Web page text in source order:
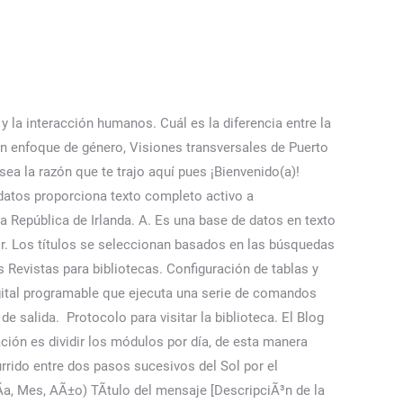
para educadores, bibliotecarios e investigadores. La base de datos se actualiza semanalmente. Permite buscar en más de 600.000 registros, que se remontan a principios de los 90. Es por eso que se han mantenido vigentes con el pasar de los años y es un criterio casi obligatorio a la hora de redactar cualquier tipo de proyecto académico (Tesis, informes, documentos, artículo de carácter científico, etc). Ofrece la evidencia clínica más acertada y actualizada proveniente de documentos en texto completo a profesionales de salud, estudiantes de enfermería, bibliotecarios de hospitales, administradores y facultad de enfermería. An integrated model of motivation and WebComponentes diagnósticos y relación con resultados e intervenciones.Una propuesta a este nivel debe incluir la etiqueta, la definición y otros componentes del diagnóstico (características definitorias, factores relacionados / de riesgo y, cuando corresponda, condiciones asociadas, poblaciones en riesgo), presentado con las referencias … Mahwah, NJ, EE.UU. Caso contrario, si es miembro de la Pontificia Universidad Javeriana, si puede obtener su certificado con la validación de una actividad práctica, y debe ser revisado por un tutor del Centro de Escritura de esta institución. This page has been archived and is no longer being updated regularly. Referencia de un informe tÃ©cnico. Todo proyecto o base citado en el texto, tendrá que estar anexado en la lista de referencias. CONUCO; Hispanic American Periodicals Index (HAPI) user: uprp pass: Ponce2015; Revistas de Psicología; Diccionarios; Multimedia; Periódicos. Esta base de datos proporciona texto completo activo a publicaciones periódicas científicas localmente publicadas por editoriales e instituciones académicas en varios países latinoamericanos, en España y en Portugal. Recuerde que el horario de trabajo de APA.org.es es de lunes a viernes, de 8:30 am a 5 pm, hora del centro. Índice regional de información científica de América Latina, el Caribe, España y Portugal. Base de datos con información en texto completo de interés para educadores, bibliotecarios e investigadores. Microsoft Office le permite tener una plantilla editable y totalmente gratis con el formato APA (Sexta edición). (2022, junio 01). DynaMed ofrece los contenidos más actuales y precisos, basados en la evidencia, para los médicos. Inicie un nuevo documento sin título «Crear en blanco». Asimismo, el Manual APA 2019 es visto como una autoridad en cuanto a normas de creación, presentación, formato, citación y referencias de trabajos se refiere.La última edición corresponde a su sexta versión, la cual podemos esperar que sea definitiva, pues no está entre los planes de la asociación sacar una nueva edición. Esta base de datos ofrece una cobertura equilibrada de los acontecimientos de la historia mundial y los trabajos académicos que se están estableciendo en este campo. (CorÃ¡n 4:1-3), Lucas 3:2 (Nuevo Testamento). Los principales temas de interés representados en la bas